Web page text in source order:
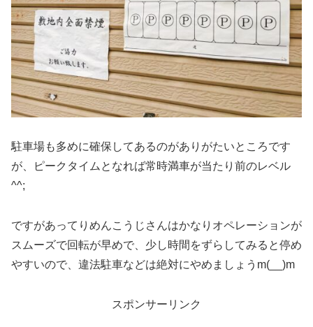
駐車場も多めに確保してあるのがありがたいところです
が、ピークタイムとなれば常時満車が当たり前のレベル
^^;
ですがあってりめんこうじさんはかなりオペレーションが
スムーズで回転が早めで、少し時間をずらしてみると停め
やすいので、違法駐車などは絶対にやめましょうm(__)m
スポンサーリンク